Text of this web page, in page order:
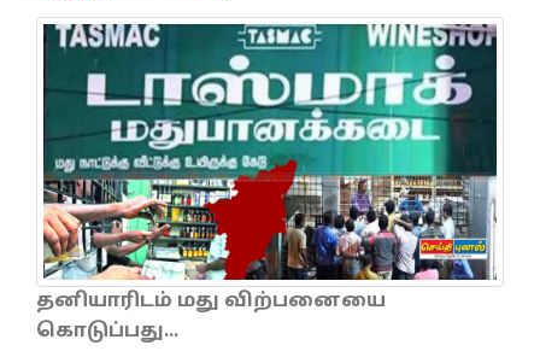
தனியாரிடம் மது விற்பனையை
கொடுப்பது...